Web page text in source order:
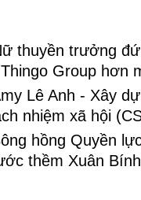
thuyền trưởng
Group hơn
Lê Anh - Xây
nhiệm xã hội
hồng Quyền
thềm Xuân